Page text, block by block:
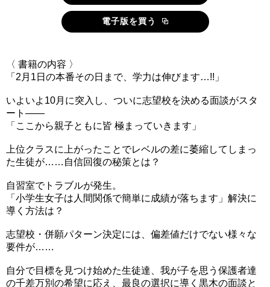
電子版を買う
〈 書籍の内容 〉
「2月1日の本番その日まで、学力は伸びます…!!」
いよいよ10月に突入し、ついに志望校を決める面談がスタ
ート――
「ここから親子ともに皆 極まっていきます」
上位クラスに上がったことでレベルの差に萎縮してしまっ
た生徒が……自信回復の秘策とは？
自習室でトラブルが発生。
「小学生女子は人間関係で簡単に成績が落ちます」解決に
導く方法は？
志望校・併願パターン決定には、偏差値だけでない様々な
要件が……
自分で目標を見つけ始めた生徒達、我が子を思う保護者達
の千差万別の希望に応え、最良の選択に導く黒木の面談と